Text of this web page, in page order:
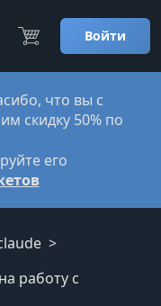
Войти
что вы с
скидку 50% по
его
работу с